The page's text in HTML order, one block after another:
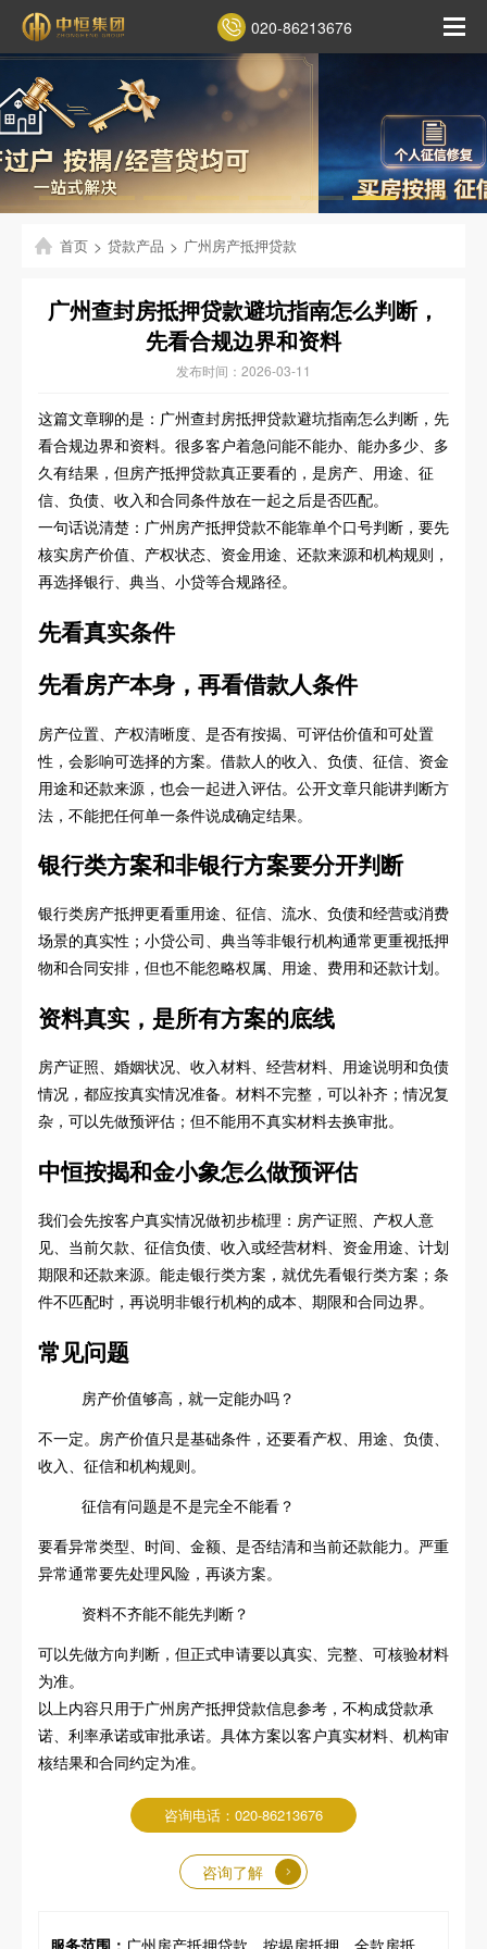
020-86213676
首页 > 贷款产品 > 广州房产抵押贷款
广州查封房抵押贷款避坑指南怎么判断，
先看合规边界和资料
发布时间：2026-03-11
这篇文章聊的是：广州查封房抵押贷款避坑指南怎么判断，先
看合规边界和资料。很多客户着急问能不能办、能办多少、多
久有结果，但房产抵押贷款真正要看的，是房产、用途、征
信、负债、收入和合同条件放在一起之后是否匹配。
一句话说清楚：广州房产抵押贷款不能靠单个口号判断，要先
核实房产价值、产权状态、资金用途、还款来源和机构规则，
再选择银行、典当、小贷等合规路径。
先看真实条件
先看房产本身，再看借款人条件
房产位置、产权清晰度、是否有按揭、可评估价值和可处置
性，会影响可选择的方案。借款人的收入、负债、征信、资金
用途和还款来源，也会一起进入评估。公开文章只能讲判断方
法，不能把任何单一条件说成确定结果。
银行类方案和非银行方案要分开判断
银行类房产抵押更看重用途、征信、流水、负债和经营或消费
场景的真实性；小贷公司、典当等非银行机构通常更重视抵押
物和合同安排，但也不能忽略权属、用途、费用和还款计划。
资料真实，是所有方案的底线
房产证照、婚姻状况、收入材料、经营材料、用途说明和负债
情况，都应按真实情况准备。材料不完整，可以补齐；情况复
杂，可以先做预评估；但不能用不真实材料去换审批。
中恒按揭和金小象怎么做预评估
我们会先按客户真实情况做初步梳理：房产证照、产权人意
见、当前欠款、征信负债、收入或经营材料、资金用途、计划
期限和还款来源。能走银行类方案，就优先看银行类方案；条
件不匹配时，再说明非银行机构的成本、期限和合同边界。
常见问题
房产价值够高，就一定能办吗？
不一定。房产价值只是基础条件，还要看产权、用途、负债、
收入、征信和机构规则。
征信有问题是不是完全不能看？
要看异常类型、时间、金额、是否结清和当前还款能力。严重
异常通常要先处理风险，再谈方案。
资料不齐能不能先判断？
可以先做方向判断，但正式申请要以真实、完整、可核验材料
为准。
以上内容只用于广州房产抵押贷款信息参考，不构成贷款承
诺、利率承诺或审批承诺。具体方案以客户真实材料、机构审
核结果和合同约定为准。
咨询电话：020-86213676
咨询了解
服务范围： 广州房产抵押贷款、按揭房抵押、全款房抵